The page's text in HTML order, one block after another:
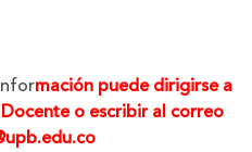
mación puede dirigirse a
o escribir al correo